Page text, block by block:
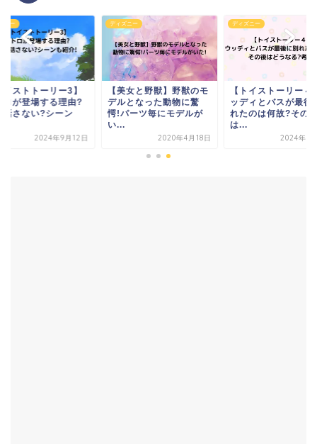
ニー
イストトーリー3】
ロが登場する理由?
話さない?シーン
2024年9月12日
ディズニー
【美女と野獣】野獣のモ
デルとなった動物に驚
愕!パーツ毎にモデルが
い...
2020年4月18日
ディズニー
【トイストーリー４
ッディとバスが最後
れたのは何故?その
は...
2024年9